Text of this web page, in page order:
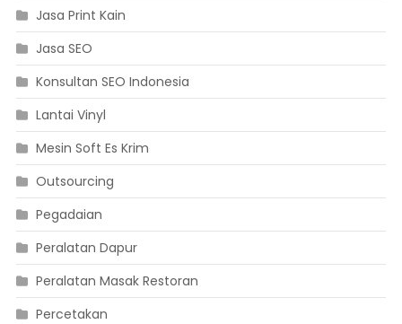
Jasa Print Kain
Jasa SEO
Konsultan SEO Indonesia
Lantai Vinyl
Mesin Soft Es Krim
Outsourcing
Pegadaian
Peralatan Dapur
Peralatan Masak Restoran
Percetakan